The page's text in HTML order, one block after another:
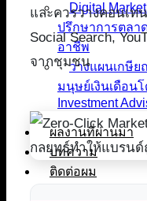
Digital
ปรึกษาการตลา
อาชีพ
วางแผนเกษี
มนุษย์เงินเดือน
Investment
ผลงานที่ผ่านมา
บทความ
ติดต่อผม
และควรวางคอนเท
Social Search,
จากชุมชน